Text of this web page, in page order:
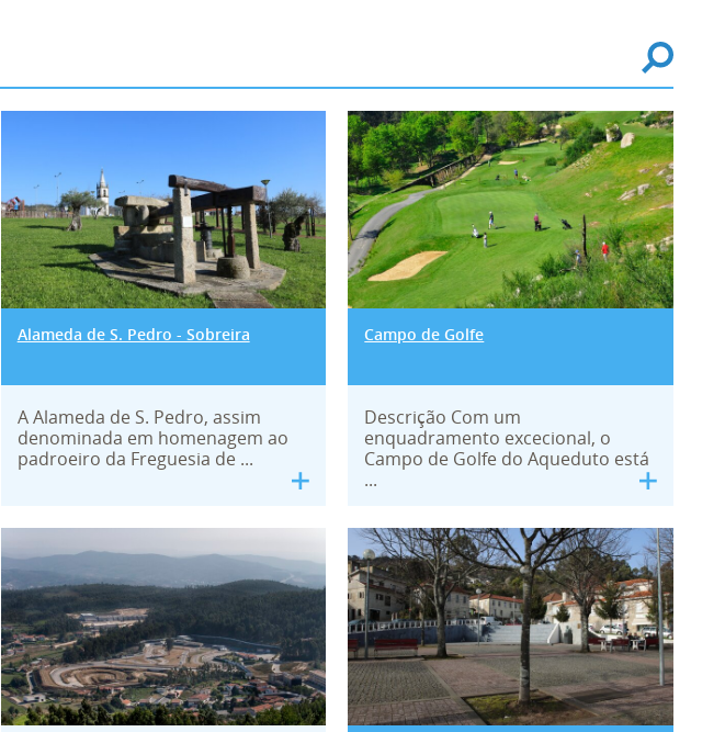
Alameda de S. Pedro - Sobreira
Alameda de S. Pedro - Sobreira
A Alameda de S. Pedro, assim
denominada em homenagem ao
padroeiro da Freguesia de ...
Campo de Golfe
Campo de Golfe
Descrição Com um
enquadramento excecional, o
Campo de Golfe do Aqueduto está
...
Kartódromo de Baltar Largo Comendador